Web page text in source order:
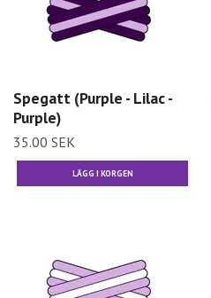
Spegatt (Purple - Lilac -
Purple)
35.00 SEK